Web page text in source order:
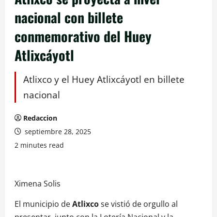
nacional con billete
conmemorativo del Huey
Atlixcáyotl
Atlixco y el Huey Atlixcáyotl en billete
nacional
Redaccion
septiembre 28, 2025
2 minutes read
Ximena Solis
El municipio deAtlixcose vistió de orgullo al